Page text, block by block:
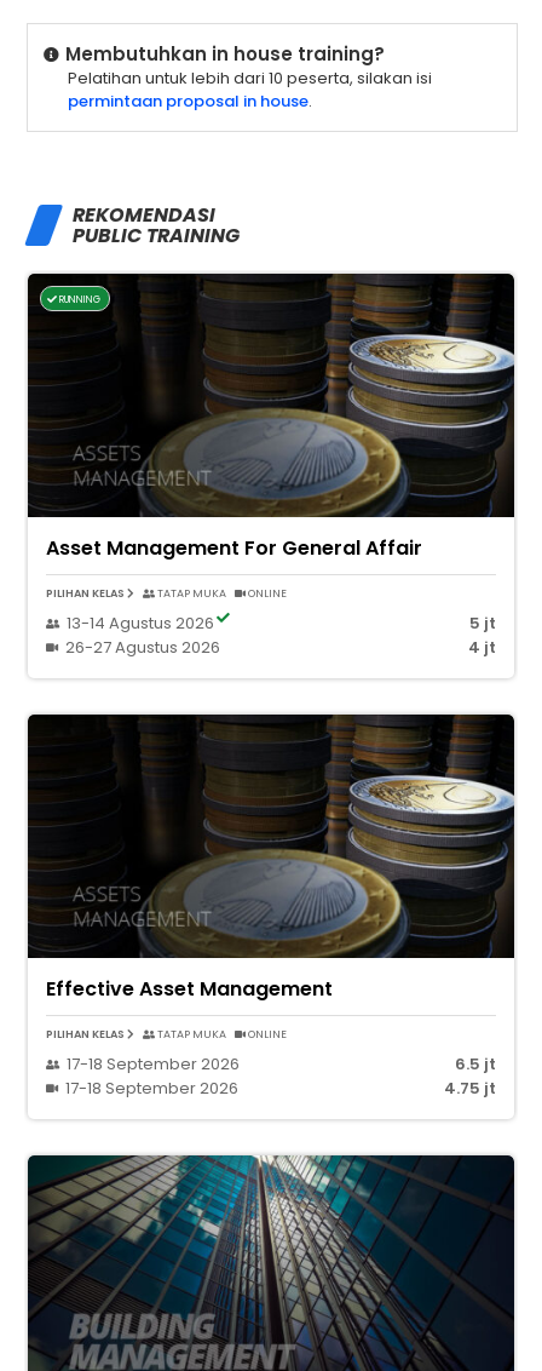
Membutuhkan in house training?
Pelatihan untuk lebih dari 10 peserta, silakan isi
permintaan proposal in house.
REKOMENDASI
PUBLIC TRAINING
RUNNING
Asset Management For General Affair
PILIHAN KELAS TATAP MUKA ONLINE
13-14 Agustus 2026
5 jt
26-27 Agustus 2026
4 jt
Effective Asset Management
PILIHAN KELAS TATAP MUKA ONLINE
17-18 September 2026
6.5 jt
17-18 September 2026
4.75 jt